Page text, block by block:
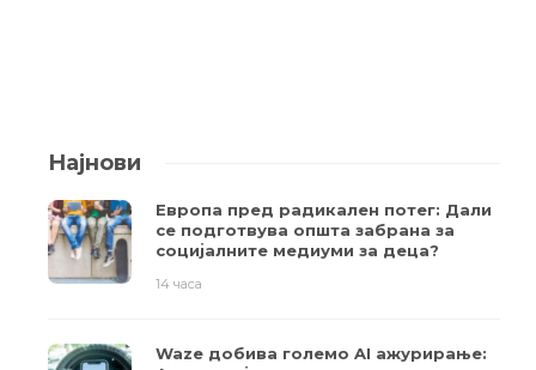
Најнови
Европа пред радикален потег: Дали
се подготвува општа забрана за
социјалните медиуми за деца?
14 часа
Waze добива големо AI ажурирање: